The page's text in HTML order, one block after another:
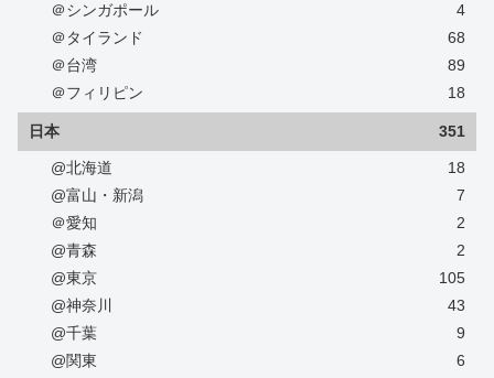
＠シンガポール
4
＠タイランド
68
＠台湾
89
＠フィリピン
18
日本 351
@北海道
18
@富山・新潟
7
＠愛知
2
@青森
2
@東京
105
@神奈川
43
@千葉
9
@関東
6